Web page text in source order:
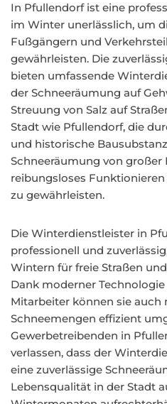
In Pfullendorf ist eine
im Winter unerlässlich, um
Fußgängern und
gewährleisten. Die
bieten umfassende
der Schneeräumung auf
Streuung von Salz auf
Stadt wie Pfullendorf, die
und historische
Schneeräumung von großer
reibungsloses
zu gewährleisten.
Die Winterdienstleister in
professionell und
Wintern für freie Straßen
Dank moderner
Mitarbeiter können sie auch
Schneemengen effizient
Gewerbetreibenden in
verlassen, dass der
eine zuverlässige
Lebensqualität in der Stadt